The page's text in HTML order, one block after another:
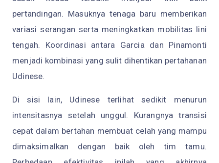
pertandingan. Masuknya tenaga baru memberikan
variasi serangan serta meningkatkan mobilitas lini
tengah. Koordinasi antara Garcia dan Pinamonti
menjadi kombinasi yang sulit dihentikan pertahanan
Udinese.
Di sisi lain, Udinese terlihat sedikit menurun
intensitasnya setelah unggul. Kurangnya transisi
cepat dalam bertahan membuat celah yang mampu
dimaksimalkan dengan baik oleh tim tamu.